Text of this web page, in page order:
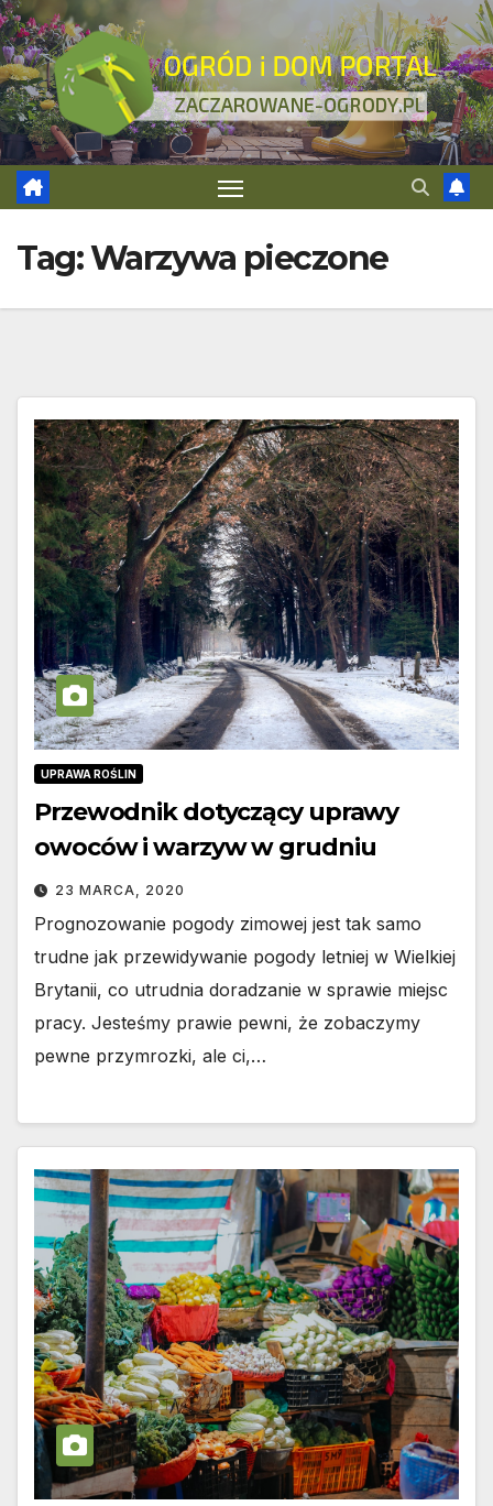
Skip
to
content
Tag:Warzywa pieczone
UPRAWA ROŚLIN
Przewodnik dotyczący uprawy
owoców i warzyw w grudniu
23 MARCA, 2020
Prognozowanie pogody zimowej jest tak samo
trudne jak przewidywanie pogody letniej w Wielkiej
Brytanii, co utrudnia doradzanie w sprawie miejsc
pracy. Jesteśmy prawie pewni, że zobaczymy
pewne przymrozki, ale ci,…